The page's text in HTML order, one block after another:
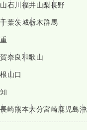
石川福井山梨長野
千葉茨城栃木群馬
奈良和歌山
山口
長崎熊本大分宮崎鹿児島